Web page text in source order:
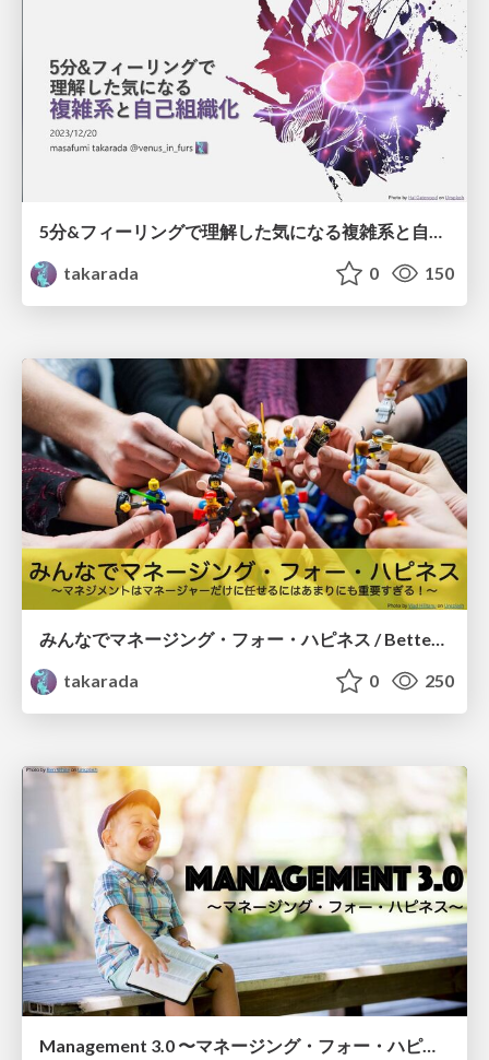
5分&フィーリングで理解した気になる複雑系と自己組織化/Understanding Complex Systems and Self-Organization in 5 Minutes
takarada
0 150
takarada
0 250
Management 3.0 〜マネージング・フォー・ハピネス〜 / Management 3.0 Managing for Happiness